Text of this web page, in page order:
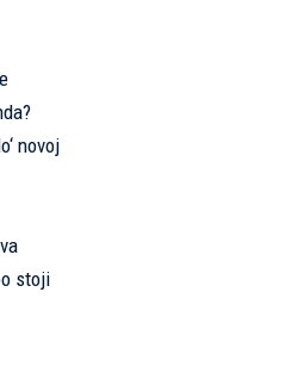
novoj
stoji